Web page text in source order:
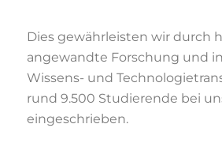
Dies gewährleisten wir durch
angewandte Forschung und
Wissens- und
rund 9.500 Studierende bei
eingeschrieben.